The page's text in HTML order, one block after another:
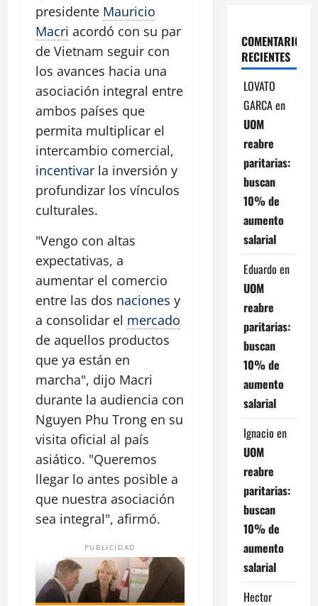
presidente Mauricio
Macri acordó con su par
de Vietnam seguir con
los avances hacia una
asociación integral entre
ambos países que
permita multiplicar el
intercambio comercial,
incentivar la inversión y
profundizar los vínculos
culturales.
"Vengo con altas
expectativas, a
aumentar el comercio
entre las dos naciones y
a consolidar el mercado
de aquellos productos
que ya están en
marcha", dijo Macri
durante la audiencia con
Nguyen Phu Trong en su
visita oficial al país
asiático. "Queremos
llegar lo antes posible a
que nuestra asociación
sea integral", afirmó.
PUBLICIDAD
COMENTARIOS
RECIENTES
LOVATO
GARCAen
UOM
reabre
paritarias:
buscan
10% de
aumento
salarial
Eduardo en
UOM
reabre
paritarias:
buscan
10% de
aumento
salarial
Ignacio en
UOM
reabre
paritarias:
buscan
10% de
aumento
salarial
Hector